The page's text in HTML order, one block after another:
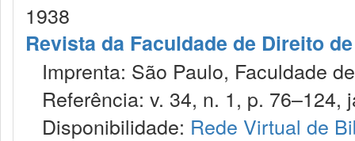
1938
Revista da Faculdade de Direito
Imprenta: São Paulo, Faculdade
Referência: v. 34, n. 1, p. 76–124,
Disponibilidade: Rede Virtual de